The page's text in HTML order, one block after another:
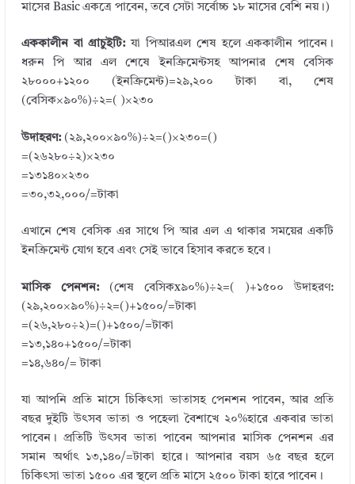
মাসের Basic একত্রে পাবেন, তবে সেটা সর্বোচ্চ ১৮ মাসের বেশি নয়।)
এককালীন বা গ্রাচুইটি:যা পিআরএল শেষ হলে এককালীন পাবেন।
ধরুন পি আর এল শেষে ইনক্রিমেন্টসহ আপনার শেষ বেসিক
২৮০০০+১২০০ (ইনক্রিমেন্ট)=২৯,২০০ টাকা বা, শেষ
(বেসিক×৯০%)÷২=( )×২৩০
উদাহরণ:(২৯,২০০×৯০%)÷২=()×২৩০=()
=(২৬২৮০÷২)×২৩০
=১৩১৪০×২৩০
=৩০,৩২,০০০/=টাকা
এখানে শেষ বেসিক এর সাথে পি আর এল এ থাকার সময়ের একটি
ইনক্রিমেন্ট যোগ হবে এবং সেই ভাবে হিসাব করতে হবে।
মাসিক পেনশন: (শেষ বেসিকx৯০%)÷২=( )+১৫০০ উদাহরণ:
(২৯,২০০×৯০%)÷২=()+১৫০০/=টাকা
=(২৬,২৮০÷২)=()+১৫০০/=টাকা
=১৩,১৪০+১৫০০/=টাকা
=১৪,৬৪০/= টাকা
যা আপনি প্রতি মাসে চিকিৎসা ভাতাসহ পেনশন পাবেন, আর প্রতি
বছর দুইটি উৎসব ভাতা ও পহেলা বৈশাখে ২০%হারে একবার ভাতা
পাবেন। প্রতিটি উৎসব ভাতা পাবেন আপনার মাসিক পেনশন এর
সমান অর্থাৎ ১৩,১৪০/=টাকা হারে। আপনার বয়স ৬৫ বছর হলে
চিকিৎসা ভাতা ১৫০০ এর স্থলে প্রতি মাসে ২৫০০ টাকা হারে পাবেন।